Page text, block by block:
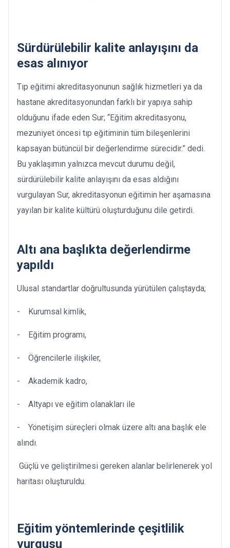
Sürdürülebilir kalite anlayışını da
esas alınıyor
Tıp eğitimi akreditasyonunun sağlık hizmetleri ya da
hastane akreditasyonundan farklı bir yapıya sahip
olduğunu ifade eden Sur; “Eğitim akreditasyonu,
mezuniyet öncesi tıp eğitiminin tüm bileşenlerini
kapsayan bütüncül bir değerlendirme sürecidir.” dedi.
Bu yaklaşımın yalnızca mevcut durumu değil,
sürdürülebilir kalite anlayışını da esas aldığını
vurgulayan Sur, akreditasyonun eğitimin her aşamasına
yayılan bir kalite kültürü oluşturduğunu dile getirdi.
Altı ana başlıkta değerlendirme
yapıldı
Ulusal standartlar doğrultusunda yürütülen çalıştayda;
- Kurumsal kimlik,
- Eğitim programı,
- Öğrencilerle ilişkiler,
- Akademik kadro,
- Altyapı ve eğitim olanakları ile
- Yönetişim süreçleri olmak üzere altı ana başlık ele
alındı.
Güçlü ve geliştirilmesi gereken alanlar belirlenerek yol
haritası oluşturuldu.
Eğitim yöntemlerinde çeşitlilik
vurgusu